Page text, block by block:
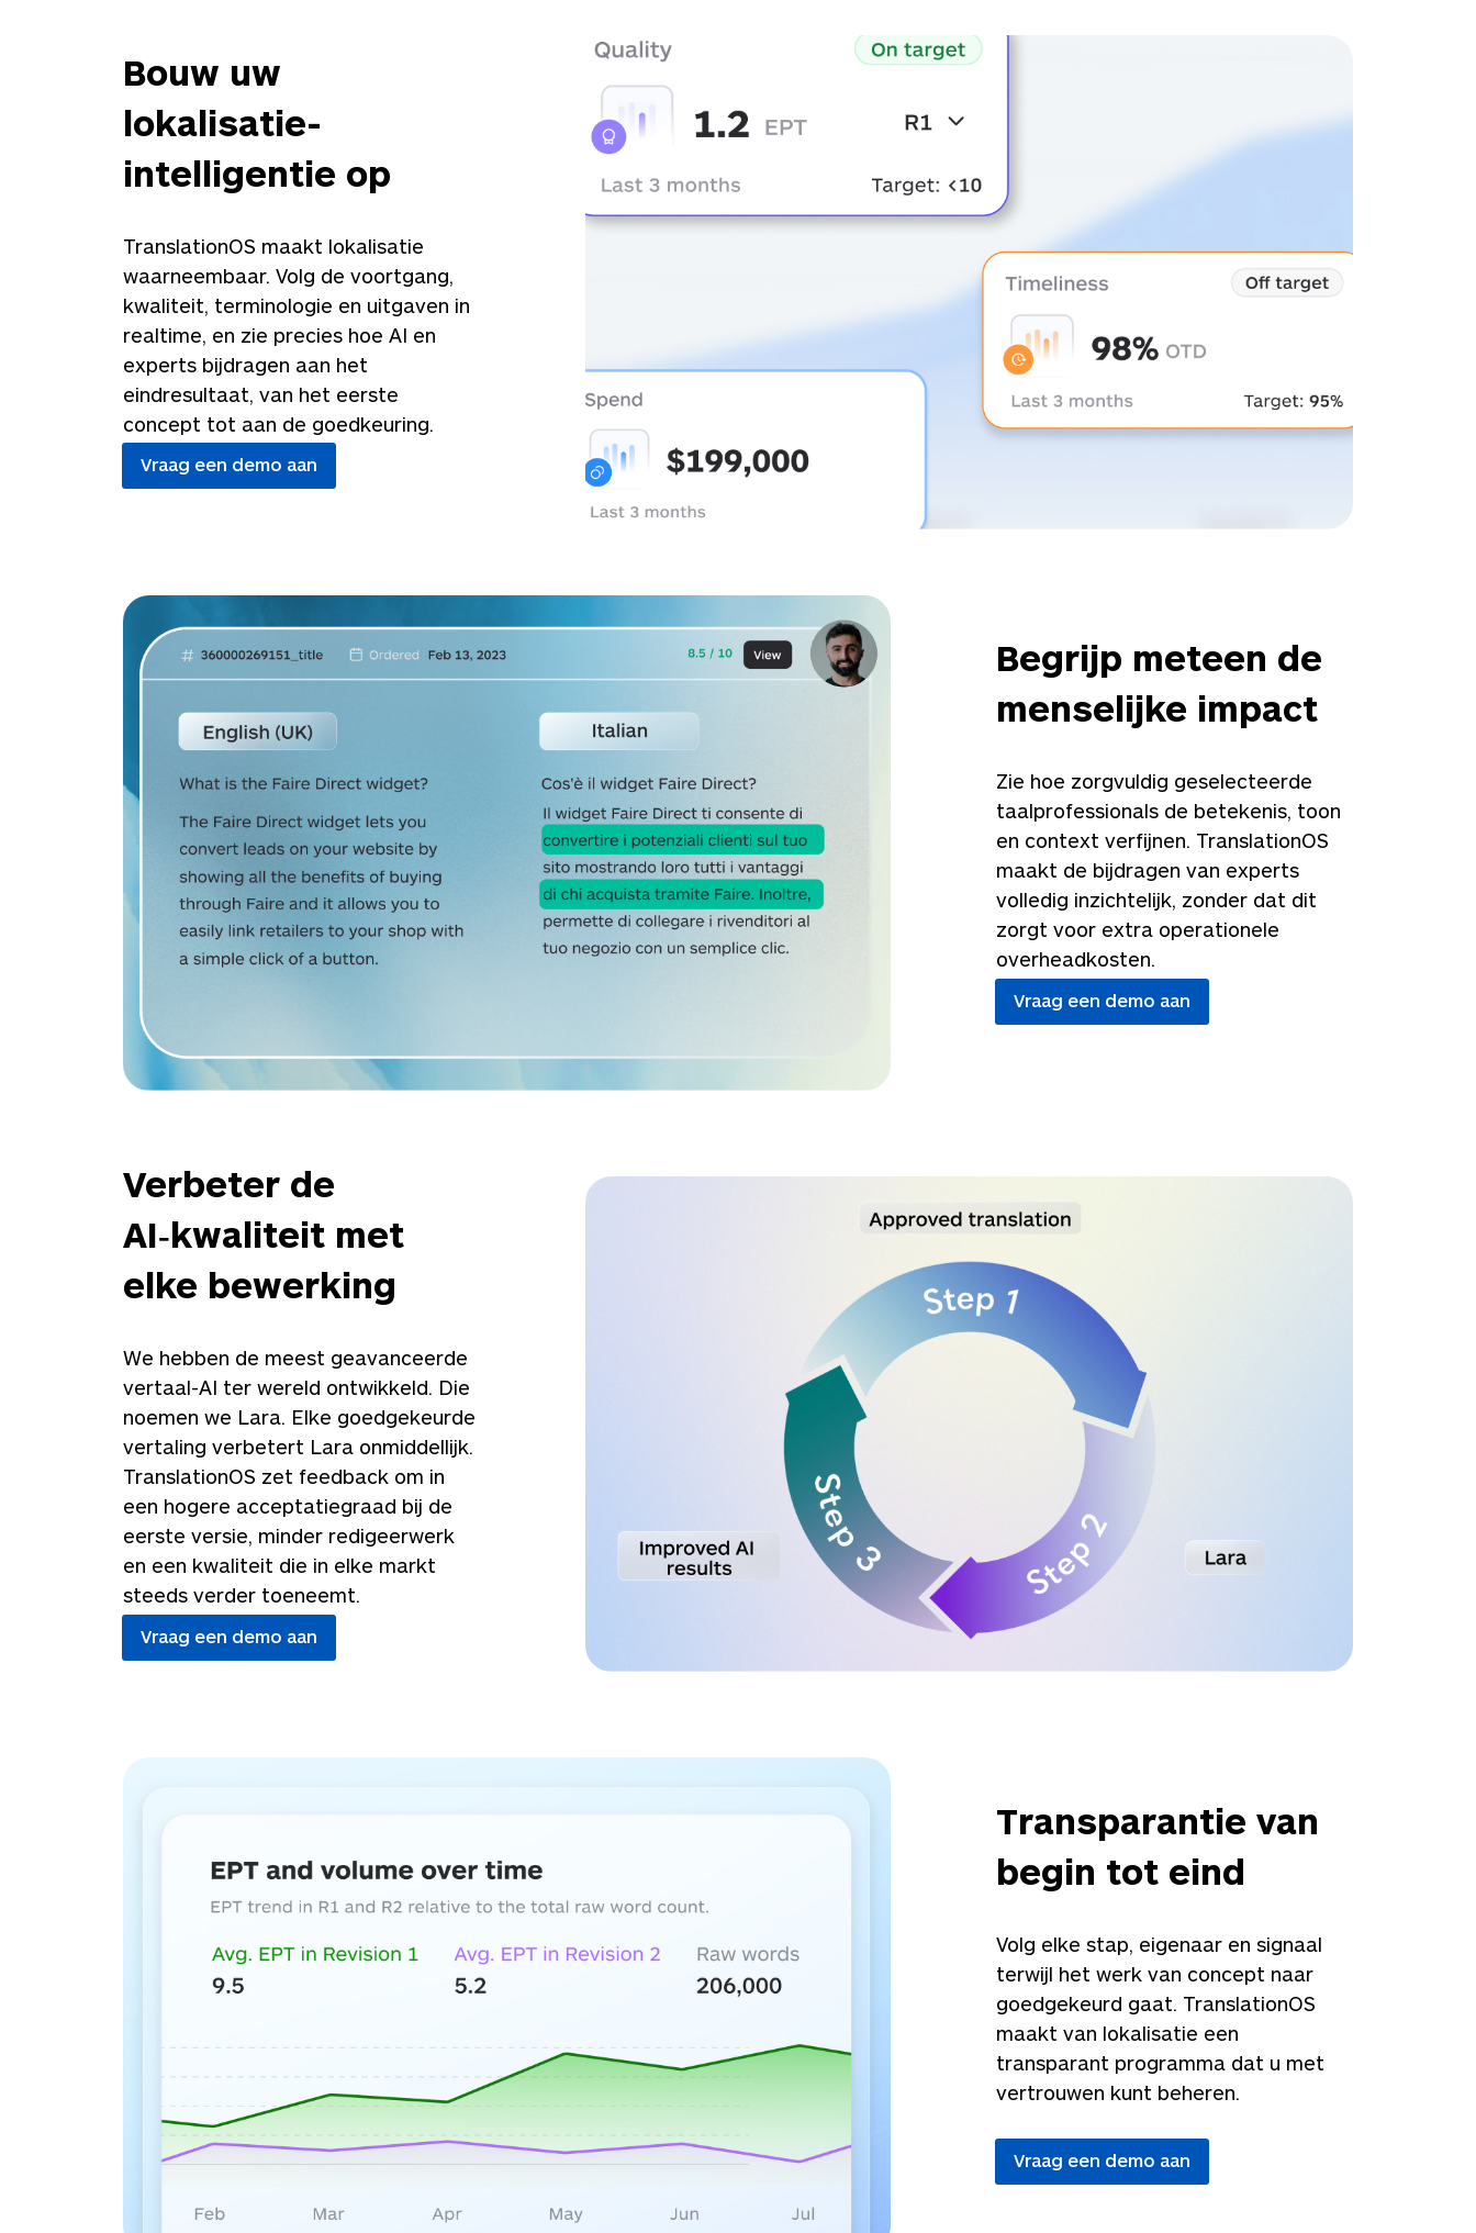
Bouw uw
lokalisatie-
intelligentie op
TranslationOS maakt lokalisatie
waarneembaar. Volg de voortgang,
kwaliteit, terminologie en uitgaven in
realtime, en zie precies hoe AI en
experts bijdragen aan het
eindresultaat, van het eerste
concept tot aan de goedkeuring.
Vraag een demo aan
Begrijp meteen de
menselijke impact
Zie hoe zorgvuldig geselecteerde
taalprofessionals de betekenis, toon
en context verfijnen. TranslationOS
maakt de bijdragen van experts
volledig inzichtelijk, zonder dat dit
zorgt voor extra operationele
overheadkosten.
Vraag een demo aan
Verbeter de
AI‑kwaliteit met
elke bewerking
We hebben de meest geavanceerde
vertaal-AI ter wereld ontwikkeld. Die
noemen we Lara. Elke goedgekeurde
vertaling verbetert Lara onmiddellijk.
TranslationOS zet feedback om in
een hogere acceptatiegraad bij de
eerste versie, minder redigeerwerk
en een kwaliteit die in elke markt
steeds verder toeneemt.
Vraag een demo aan
Transparantie van
begin tot eind
Volg elke stap, eigenaar en signaal
terwijl het werk van concept naar
goedgekeurd gaat. TranslationOS
maakt van lokalisatie een
transparant programma dat u met
vertrouwen kunt beheren.
Vraag een demo aan